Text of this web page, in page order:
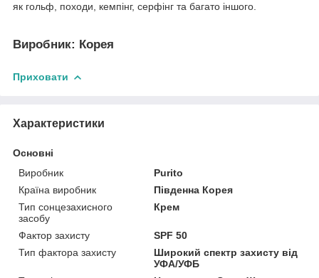
як гольф, походи, кемпінг, серфінг та багато іншого.
Виробник: Корея
Приховати
Характеристики
Основні
Виробник
Purito
Країна виробник
Південна Корея
Тип сонцезахисного
засобу
Крем
Фактор захисту
SPF 50
Тип фактора захисту
Широкий спектр захисту від
УФА/УФБ